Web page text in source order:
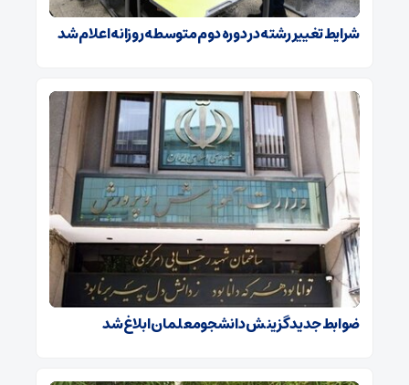
شرایط تغییر رشته در دوره دوم متوسطه روزانه اعلام شد
ضوابط جدید گزینش دانشجومعلمان ابلاغ شد